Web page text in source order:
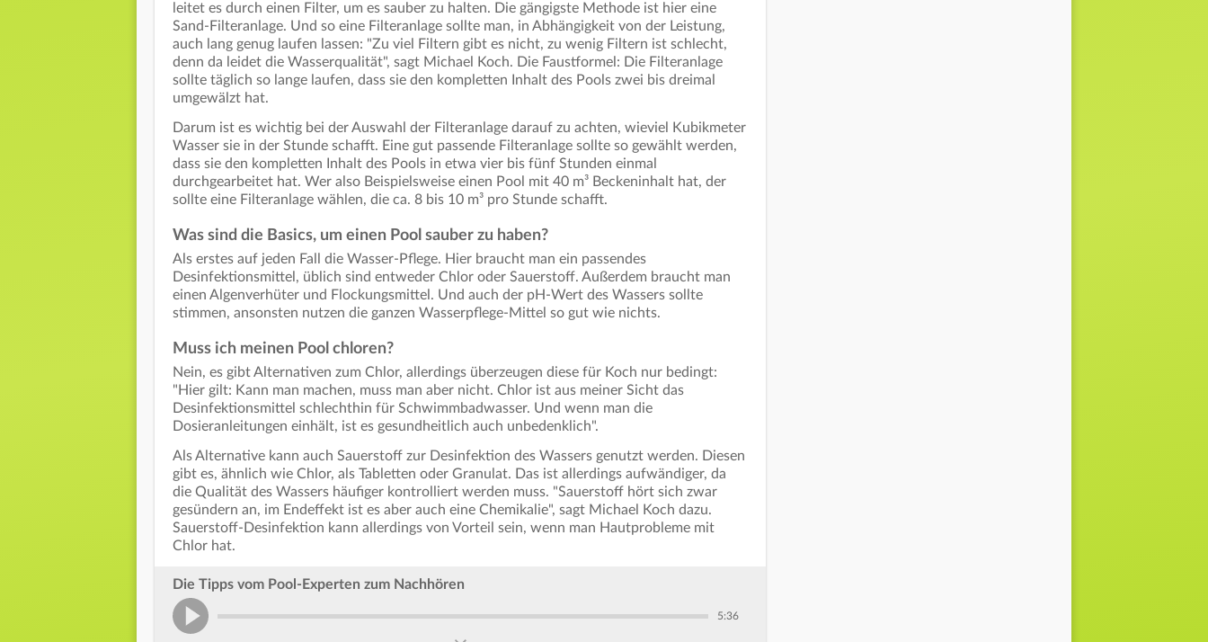
leitet es durch einen Filter, um es sauber zu halten. Die gängigste Methode ist hier eine
Sand-Filteranlage. Und so eine Filteranlage sollte man, in Abhängigkeit von der Leistung,
auch lang genug laufen lassen: "Zu viel Filtern gibt es nicht, zu wenig Filtern ist schlecht,
denn da leidet die Wasserqualität", sagt Michael Koch. Die Faustformel: Die Filteranlage
sollte täglich so lange laufen, dass sie den kompletten Inhalt des Pools zwei bis dreimal
umgewälzt hat.
Darum ist es wichtig bei der Auswahl der Filteranlage darauf zu achten, wieviel Kubikmeter
Wasser sie in der Stunde schafft. Eine gut passende Filteranlage sollte so gewählt werden,
dass sie den kompletten Inhalt des Pools in etwa vier bis fünf Stunden einmal
durchgearbeitet hat. Wer also Beispielsweise einen Pool mit 40 m³ Beckeninhalt hat, der
sollte eine Filteranlage wählen, die ca. 8 bis 10 m³ pro Stunde schafft.
Was sind die Basics, um einen Pool sauber zu haben?
Als erstes auf jeden Fall die Wasser-Pflege. Hier braucht man ein passendes
Desinfektionsmittel, üblich sind entweder Chlor oder Sauerstoff. Außerdem braucht man
einen Algenverhüter und Flockungsmittel. Und auch der pH-Wert des Wassers sollte
stimmen, ansonsten nutzen die ganzen Wasserpflege-Mittel so gut wie nichts.
Muss ich meinen Pool chloren?
Nein, es gibt Alternativen zum Chlor, allerdings überzeugen diese für Koch nur bedingt:
"Hier gilt: Kann man machen, muss man aber nicht. Chlor ist aus meiner Sicht das
Desinfektionsmittel schlechthin für Schwimmbadwasser. Und wenn man die
Dosieranleitungen einhält, ist es gesundheitlich auch unbedenklich".
Als Alternative kann auch Sauerstoff zur Desinfektion des Wassers genutzt werden. Diesen
gibt es, ähnlich wie Chlor, als Tabletten oder Granulat. Das ist allerdings aufwändiger, da
die Qualität des Wassers häufiger kontrolliert werden muss. "Sauerstoff hört sich zwar
gesündern an, im Endeffekt ist es aber auch eine Chemikalie", sagt Michael Koch dazu.
Sauerstoff-Desinfektion kann allerdings von Vorteil sein, wenn man Hautprobleme mit
Chlor hat.
Die Tipps vom Pool-Experten zum Nachhören
5:36